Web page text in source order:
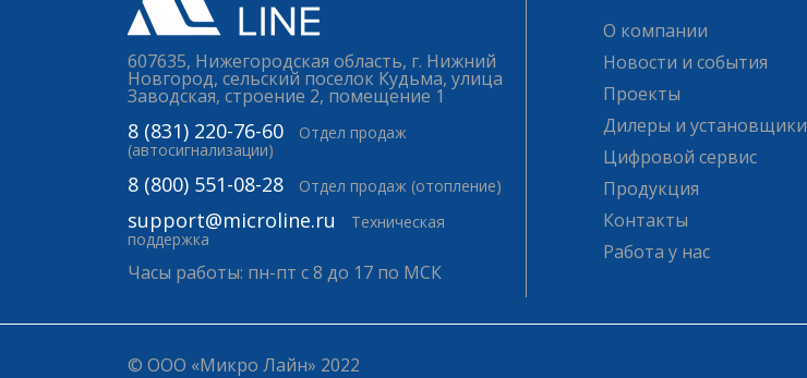
607635, Нижегородская область, г. Нижний
Новгород, сельский поселок Кудьма, улица
Заводская, строение 2, помещение 1
8 (831) 220-76-60
Отдел продаж
(автосигнализации)
8 (800) 551-08-28 Отдел продаж (отопление)
support@microline.ru
Техническая
поддержка
Часы работы: пн-пт с 8 до 17 по МСК
О компании
Новости и события
Проекты
Дилеры и установщики
Цифровой сервис
Продукция
Контакты
Работа у нас
© ООО «Микро Лайн» 2022